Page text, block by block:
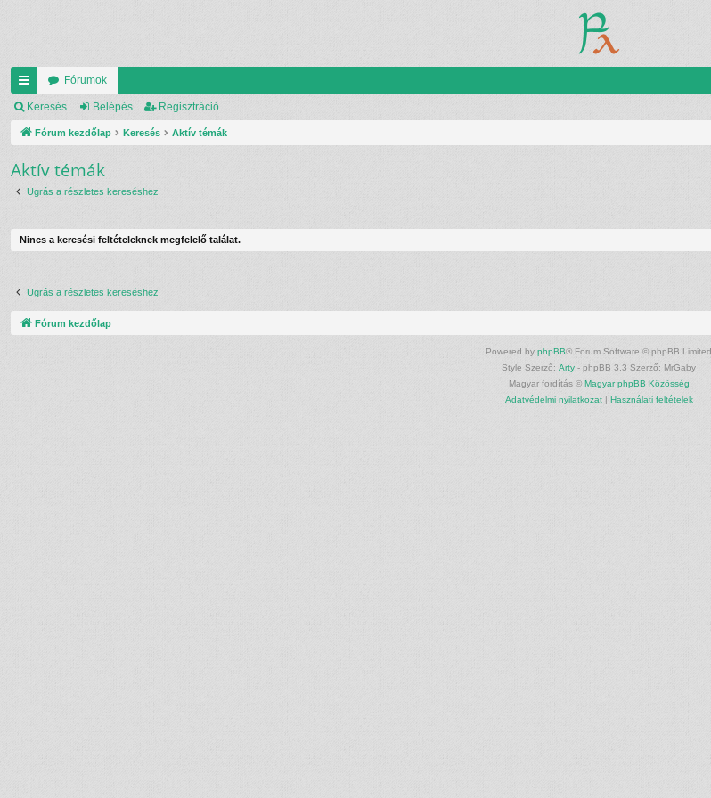
yo
rs
lin
ke
Fórumok
Keresés Belépés Regisztráció
Fórum kezdőlap Keresés Aktív témák
Aktív témák
Ugrás a részletes kereséshez
Nincs a keresési feltételeknek megfelelő találat.
Ugrás a részletes kereséshez
Fórum kezdőlap
Powered by phpBB® Forum Software © phpBB Limited
Style Szerző: Arty - phpBB 3.3 Szerző: MrGaby
Magyar fordítás © Magyar phpBB Közösség
Adatvédelmi nyilatkozat| Használati feltételek